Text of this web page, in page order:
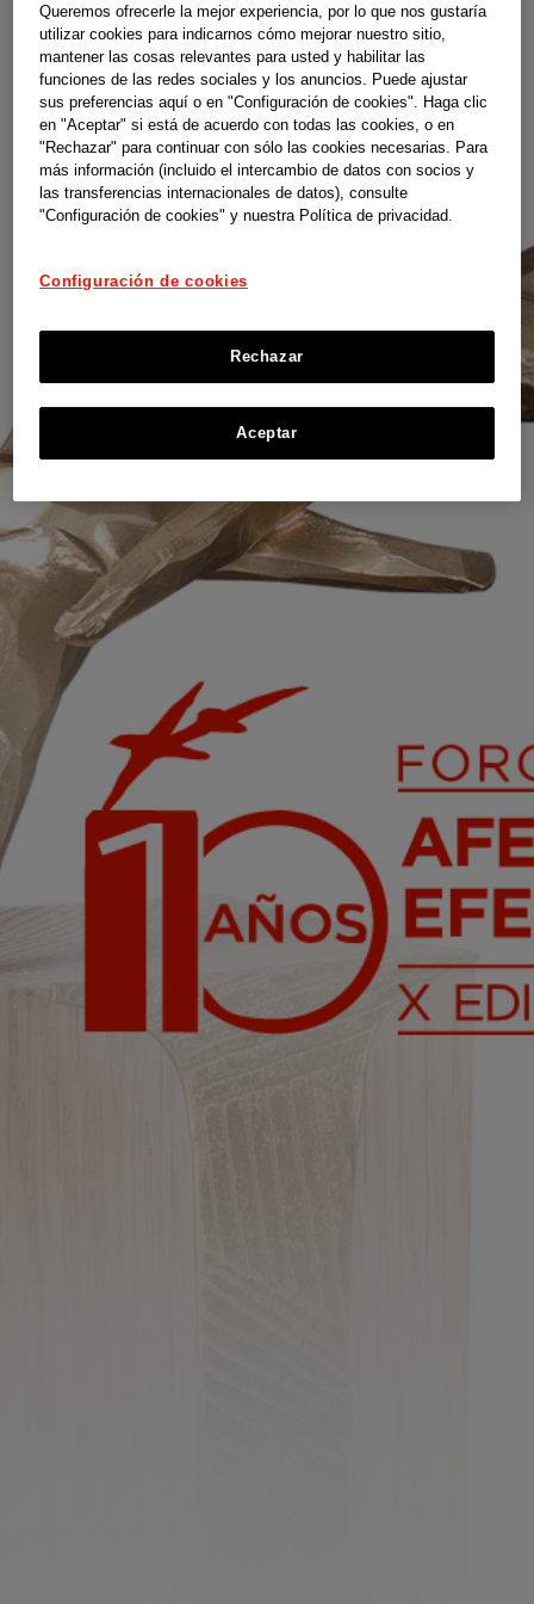
Queremos ofrecerle la mejor experiencia, por lo que nos gustaría
utilizar cookies para indicarnos cómo mejorar nuestro sitio,
mantener las cosas relevantes para usted y habilitar las
funciones de las redes sociales y los anuncios. Puede ajustar
sus preferencias aquí o en "Configuración de cookies". Haga clic
en "Aceptar" si está de acuerdo con todas las cookies, o en
"Rechazar" para continuar con sólo las cookies necesarias. Para
más información (incluido el intercambio de datos con socios y
las transferencias internacionales de datos), consulte
"Configuración de cookies" y nuestra Política de privacidad.
Configuración de cookies
Rechazar
Aceptar